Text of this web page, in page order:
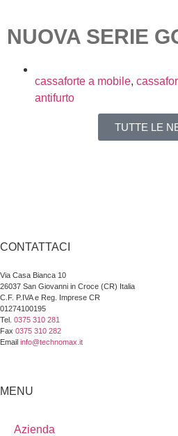
NUOVA SERIE
cassaforte a mobile,
antifurto
TUTTE LE
CONTATTACI
Via Casa Bianca 10
26037 San Giovanni in Croce (CR) Italia
C.F. P.IVA e Reg. Imprese CR
01274100195
Tel. 0375 310 281
Fax 0375 310 282
Email info@technomax.it
MENU
Azienda